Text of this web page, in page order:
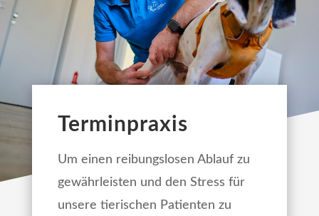
Terminpraxis
Um einen reibungslosen Ablauf zu
gewährleisten und den Stress für
unsere tierischen Patienten zu